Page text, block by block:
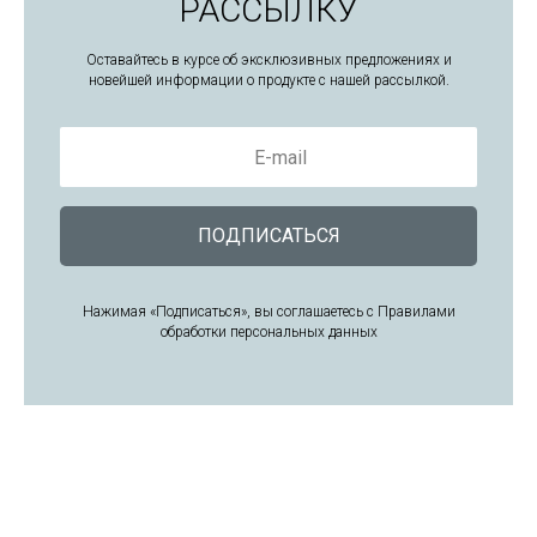
РАССЫЛКУ
Оставайтесь в курсе об эксклюзивных предложениях и
новейшей информации о продукте с нашей рассылкой.
E-mail
ПОДПИСАТЬСЯ
Нажимая «Подписаться», вы соглашаетесь с Правилами
обработки персональных данных